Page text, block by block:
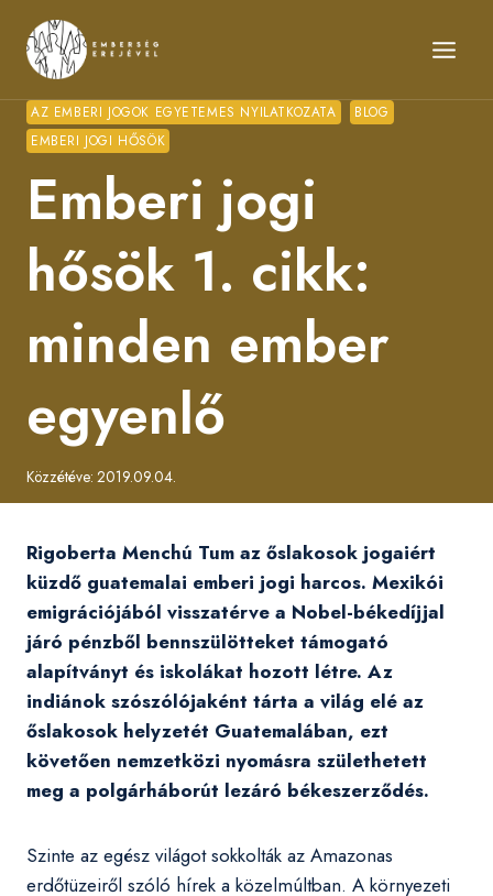
content
AZ EMBERI JOGOK EGYETEMES NYILATKOZATA
BLOG
EMBERI JOGI HŐSÖK
Emberi jogi
hősök 1. cikk:
minden ember
egyenlő
Közzétéve: 2019.09.04.
Rigoberta Menchú Tum az őslakosok jogaiért
küzdő guatemalai emberi jogi harcos. Mexikói
emigrációjából visszatérve a Nobel-békedíjjal
járó pénzből bennszülötteket támogató
alapítványt és iskolákat hozott létre. Az
indiánok szószólójaként tárta a világ elé az
őslakosok helyzetét Guatemalában, ezt
követően nemzetközi nyomásra születhetett
meg a polgárháborút lezáró békeszerződés.
Szinte az egész világot sokkolták az Amazonas
erdőtüzeiről szóló hírek a közelmúltban. A környezeti